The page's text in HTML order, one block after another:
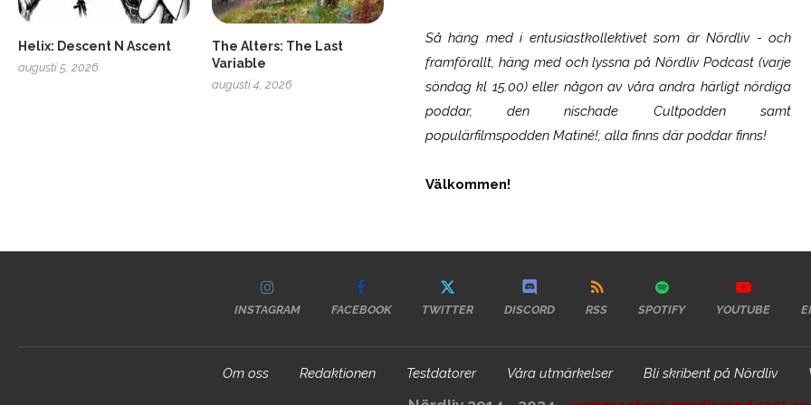
Helix: Descent N Ascent
augusti 5, 2026
The Alters: The Last
Variable
augusti 4, 2026
Så häng med i entusiastkollektivet som ärNördliv- och
framförallt, häng med och lyssna på Nördliv Podcast (varje
söndag kl 15.00) eller någon av våra andra härligt nördiga
poddar, den nischade Cultpodden samt
populärfilmspodden Matiné!; alla finns där poddar finns!
Välkommen!
INSTAGRAM FACEBOOK TWITTER DISCORD RSS SPOTIFY YOUTUBE
Om oss Redaktionen Testdatorer Våra utmärkelser Bli skribent på Nördliv